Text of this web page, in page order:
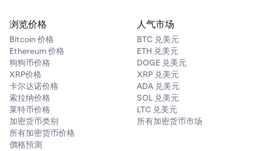
0% / 0.1%
0.005% / 0.025%
$1亿 – $2.5亿
0% / 0.08%
0% / 0.02%
浏览价格
Bitcoin 价格
Ethereum 价格
狗狗币价格
XRP价格
卡尔达诺价格
索拉纳价格
莱特币价格
加密货币类别
所有加密货币价格
價格預測
人气市场
BTC 兑美元
ETH 兑美元
DOGE 兑美元
XRP 兑美元
ADA 兑美元
SOL 兑美元
LTC 兑美元
所有加密货币市场